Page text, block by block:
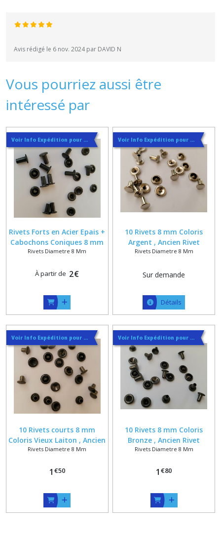
Avis rédigé le 6 nov. 2024 par DAVID N
Vous pourriez aussi être
intéressé par
Voir Info Expédition pour Régler les Frais de Port au Meilleur Prix , En haut d'ecran à Droite
Rivets Forts en Acier Epais +
Cabochons Coniques 8 mm
Coloris Canon de fusil ,
Cordonnerie
Rivets Diametre 8 Mm
À partir de 2€
Voir Info Expédition pour Régler les Frais de Port au Meilleur Prix , En haut d'ecran à Droite
10 Rivets 8 mm Coloris
Argent , Ancien Rivet
Tubulaire de Cordonnerie
Rivets Diametre 8 Mm
Sur demande
Détails
Voir Info Expédition pour Régler les Frais de Port au Meilleur Prix , En haut d'ecran à Droite
10 Rivets courts 8 mm
Coloris Vieux Laiton , Ancien
Rivet Tubulaire de
Rivets Diametre 8 Mm
1 €50
Voir Info Expédition pour Régler les Frais de Port au Meilleur Prix , En haut d'ecran à Droite
10 Rivets 8 mm Coloris
Bronze , Ancien Rivet
Tubulaire de Cordonnerie
Rivets Diametre 8 Mm
1 €80